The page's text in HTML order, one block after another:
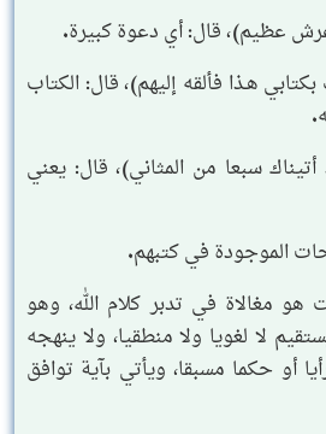
عظيم)، قال: أي دعوة كبيرة.
هـذا فألقه إليهم)، قال: الكتاب
سبعا من المثاني)، قال: يعني
الموجودة في كتبهم.
هو مغالاة في تدبر كلام الله، وهو
لا لغويا ولا منطقيا، ولا ينهجه
أو حكما مسبقا، ويأتي بآية توافق